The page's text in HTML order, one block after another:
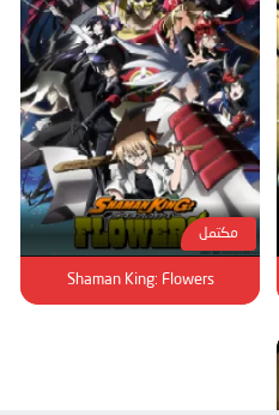
مكتمل
Shaman King: Flowers